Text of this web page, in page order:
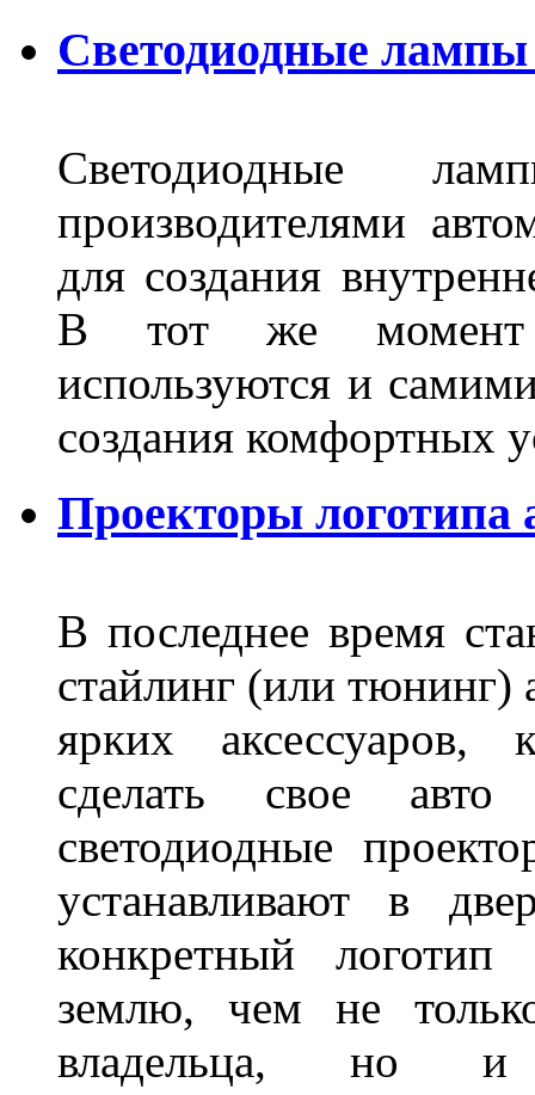
Светодиодные
Светодиодные
производителями
для создания
В тот же момент
используются и
создания комфортных
Проекторы логотипа
В последнее время
стайлинг (или тюнинг)
ярких аксессуаров,
сделать свое
светодиодные
устанавливают в
конкретный логотип
землю, чем не
владельца, но и